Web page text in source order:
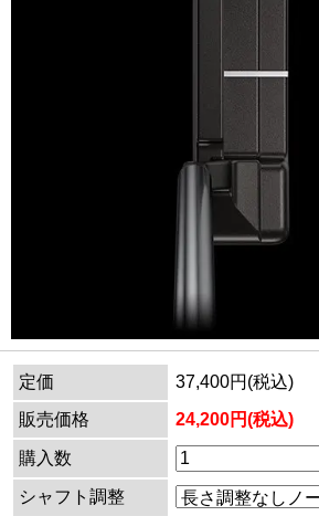
定価
37,400円(税込)
販売価格
24,200円(税込)
購入数
シャフト調整